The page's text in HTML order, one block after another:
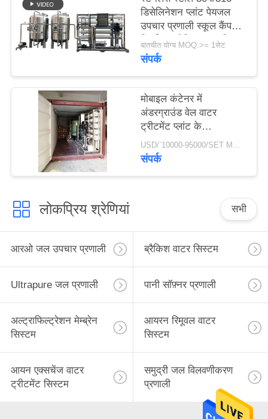
डिसेलिनेशन प्लांट पेयजल
उपचार प्रणाली स्कूल कैंपस
रिवर्स ऑस्मोसिस वॉटर फ़िल्टर
बातचीत योग्य MOQ:>= 1सेट
संपर्क
मोबाइल कंटेनर में
अंडरग्राउंड वेल वाटर
ट्रीटमेंट प्लांट के
50000जीपीडी औद्योगिक
कृषि रिवर्स ऑस्मोसिस आरओ
USD/`10000-95000/SET MOQ:1 सेट
संपर्क
लोकप्रिय श्रेणियां सभी
आरओ जल उपचार प्रणाली ब्रैकिश वाटर सिस्टम
Ultrapure जल प्रणाली पानी सॉफ़्नर प्रणाली
अल्ट्राफिल्ट्रेशन मेम्ब्रेन
सिस्टम
आयरन रिमूवल वाटर
सिस्टम
आयन एक्सचेंज वाटर
ट्रीटमेंट सिस्टम
समुद्री जल विलवणीकरण
प्रणाली